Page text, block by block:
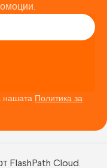
нашата Политика за
FlashPath Cloud.